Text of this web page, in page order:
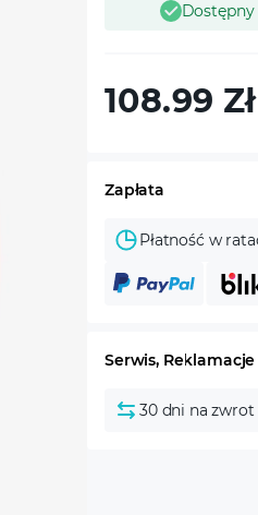
Dostępny
108.99 Zł
Zapłata
Płatność w
Serwis, Reklamacje
30 dni na zwrot